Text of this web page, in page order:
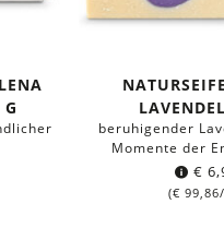
beruhigender
Momente der
€
(€ 99,86